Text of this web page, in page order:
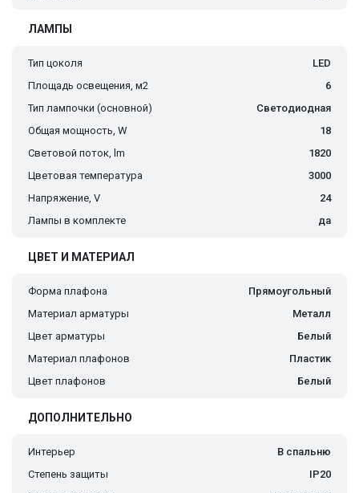
ЛАМПЫ
Тип цоколя
LED
Площадь освещения, м2
6
Тип лампочки (основной)
Светодиодная
Общая мощность, W
18
Световой поток, lm
1820
Цветовая температура
3000
Напряжение, V
24
Лампы в комплекте
да
ЦВЕТ И МАТЕРИАЛ
Форма плафона
Прямоугольный
Материал арматуры
Металл
Цвет арматуры
Белый
Материал плафонов
Пластик
Цвет плафонов
Белый
ДОПОЛНИТЕЛЬНО
Интерьер
В спальню
Степень защиты
IP20